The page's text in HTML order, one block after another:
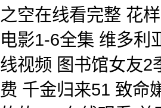
之空在线看完整 花
电影1-6全集 维多利
线视频 图书馆女友2
费 千金归来51 致命